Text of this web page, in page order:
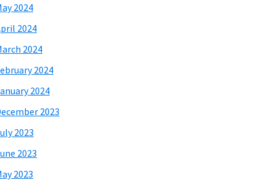
2024
2024
2024
2024
2024
2023
2023
2023
2023